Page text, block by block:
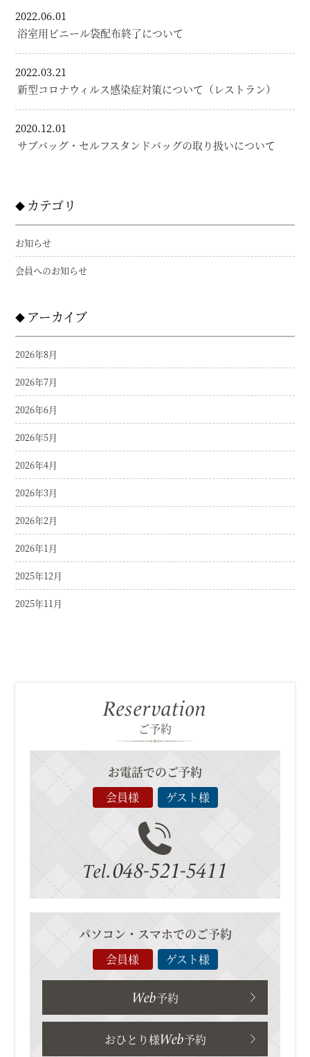
2022.06.01
浴室用ビニール袋配布終了について
2022.03.21
新型コロナウィルス感染症対策について（レストラン）
2020.12.01
サブバッグ・セルフスタンドバッグの取り扱いについて
カテゴリ
お知らせ
会員へのお知らせ
アーカイブ
2026年8月
2026年7月
2026年6月
2026年5月
2026年4月
2026年3月
2026年2月
2026年1月
2025年12月
2025年11月
Reservation
ご予約
お電話でのご予約
会員様 ゲスト様
Tel.048-521-5411
パソコン・スマホでのご予約
会員様 ゲスト様
Web予約
おひとり様Web予約